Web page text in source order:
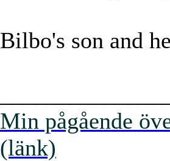
Bilbo's son and
Min pågående
(länk)